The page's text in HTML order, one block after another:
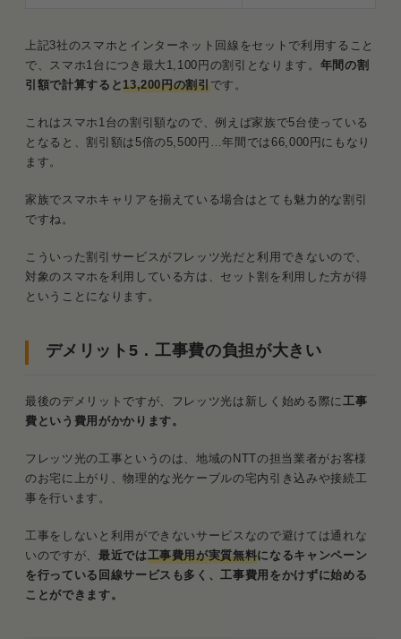
上記3社のスマホとインターネット回線をセットで利用すること
で、スマホ1台につき最大1,100円の割引となります。 年間の割
引額で計算すると13,200円の割引です。
これはスマホ1台の割引額なので、例えば家族で5台使っている
となると、割引額は5倍の5,500円…年間では66,000円にもなり
ます。
家族でスマホキャリアを揃えている場合はとても魅力的な割引
ですね。
こういった割引サービスがフレッツ光だと利用できないので、
対象のスマホを利用している方は、セット割を利用した方が得
ということになります。
デメリット5．工事費の負担が大きい
最後のデメリットですが、フレッツ光は新しく始める際に工事
費という費用がかかります。
フレッツ光の工事というのは、地域のNTTの担当業者がお客様
のお宅に上がり、物理的な光ケーブルの宅内引き込みや接続工
事を行います。
工事をしないと利用ができないサービスなので避けては通れな
いのですが、 最近では工事費用が実質無料になるキャンペーン
を行っている回線サービスも多く、工事費用をかけずに始める
ことができます。